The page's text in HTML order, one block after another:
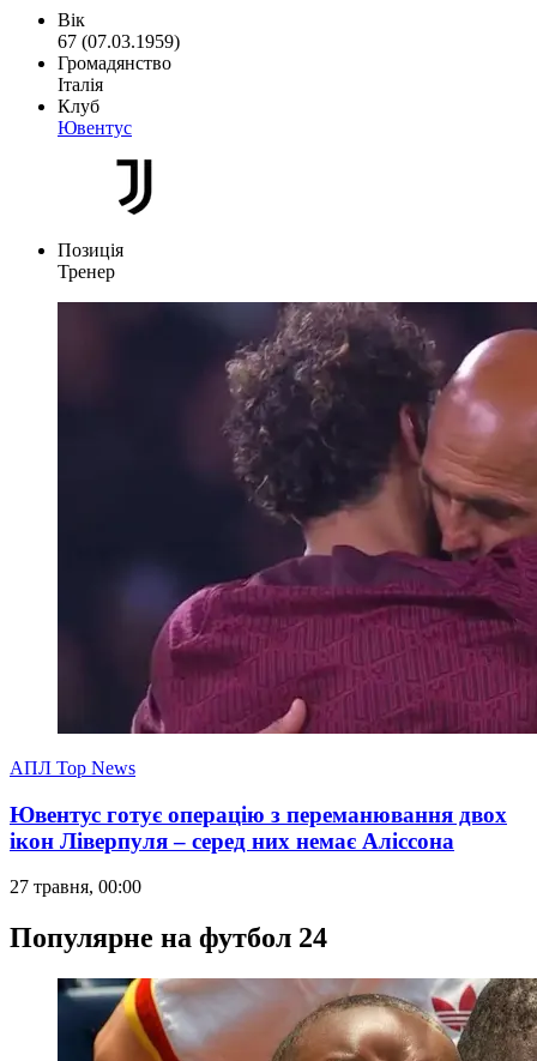
Вік
67 (07.03.1959)
Громадянство
Італія
Клуб
Ювентус
Позиція
Тренер
АПЛ Top News
Ювентус готує операцію з переманювання двох
ікон Ліверпуля – серед них немає Аліссона
27 травня, 00:00
Популярне на футбол 24